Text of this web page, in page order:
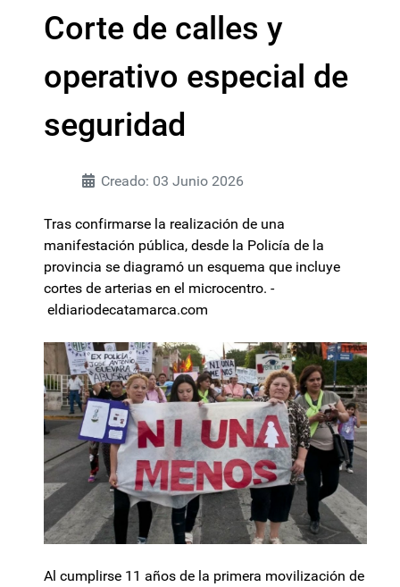
Corte de calles y
operativo especial de
seguridad
Creado: 03 Junio 2026
Tras confirmarse la realización de una
manifestación pública, desde la Policía de la
provincia se diagramó un esquema que incluye
cortes de arterias en el microcentro. -
eldiariodecatamarca.com
Al cumplirse 11 años de la primera movilización de